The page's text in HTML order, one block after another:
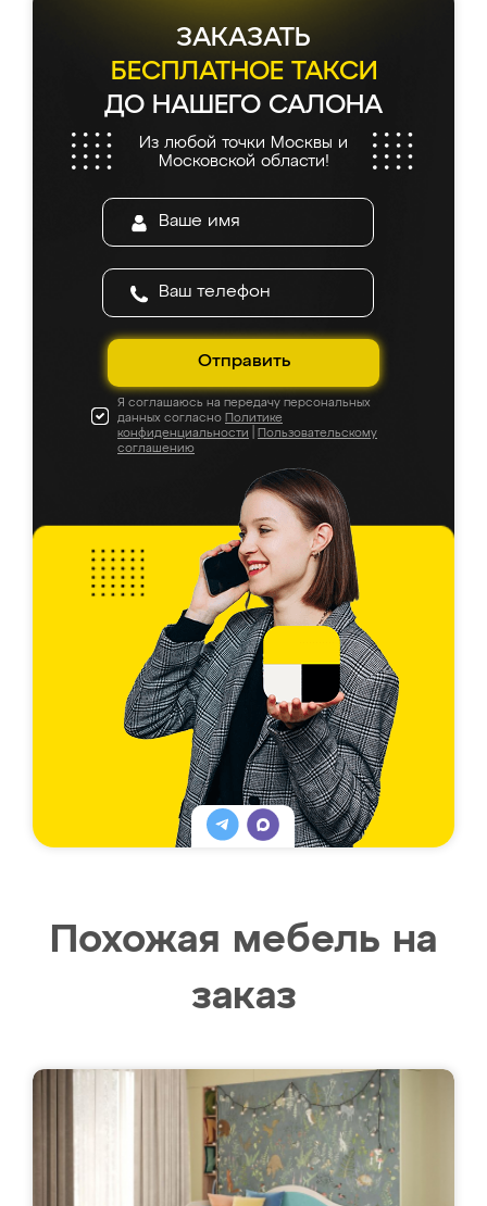
ЗАКАЗАТЬ
БЕСПЛАТНОЕ ТАКСИ
ДО НАШЕГО САЛОНА
Из любой точки Москвы и
Московской области!
Отправить
Я соглашаюсь на передачу персональных
данных согласно Политике
конфиденциальности
Пользовательскому
соглашению
Похожая мебель на
заказ